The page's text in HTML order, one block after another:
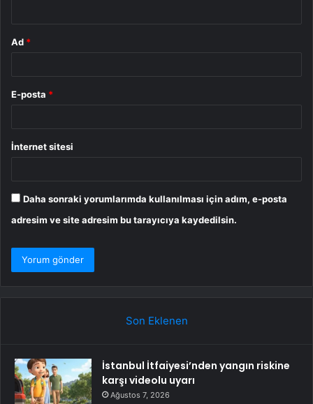
Ad *
E-posta *
İnternet sitesi
Daha sonraki yorumlarımda kullanılması için adım, e-posta
adresim ve site adresim bu tarayıcıya kaydedilsin.
Son Eklenen
İstanbul İtfaiyesi’nden yangın riskine
karşı videolu uyarı
Ağustos 7, 2026